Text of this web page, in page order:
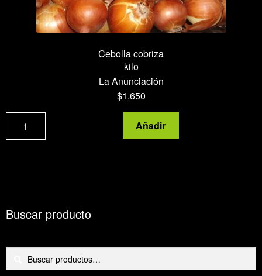
Cebolla cobriza
kilo
La Anunciación
$1.650
Cebolla
cobriza
Añadir
Buscar producto